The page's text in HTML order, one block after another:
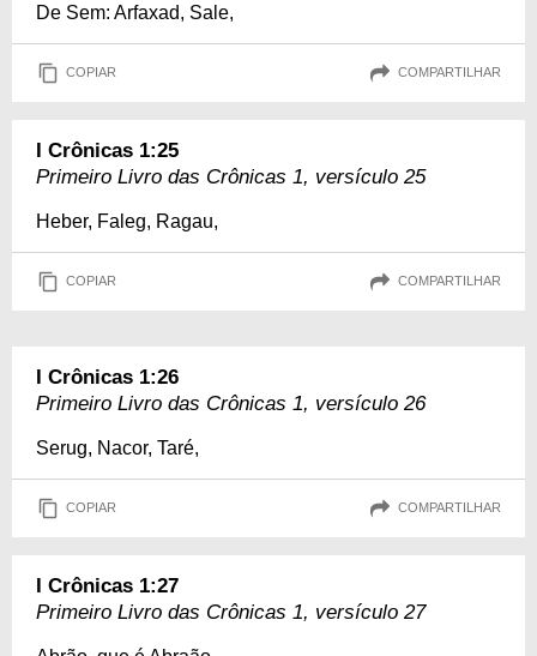
De Sem: Arfaxad, Sale,
COPIAR COMPARTILHAR
I Crônicas 1:25
Primeiro Livro das Crônicas 1, versículo 25
Heber, Faleg, Ragau,
COPIAR COMPARTILHAR
I Crônicas 1:26
Primeiro Livro das Crônicas 1, versículo 26
Serug, Nacor, Taré,
COPIAR COMPARTILHAR
I Crônicas 1:27
Primeiro Livro das Crônicas 1, versículo 27